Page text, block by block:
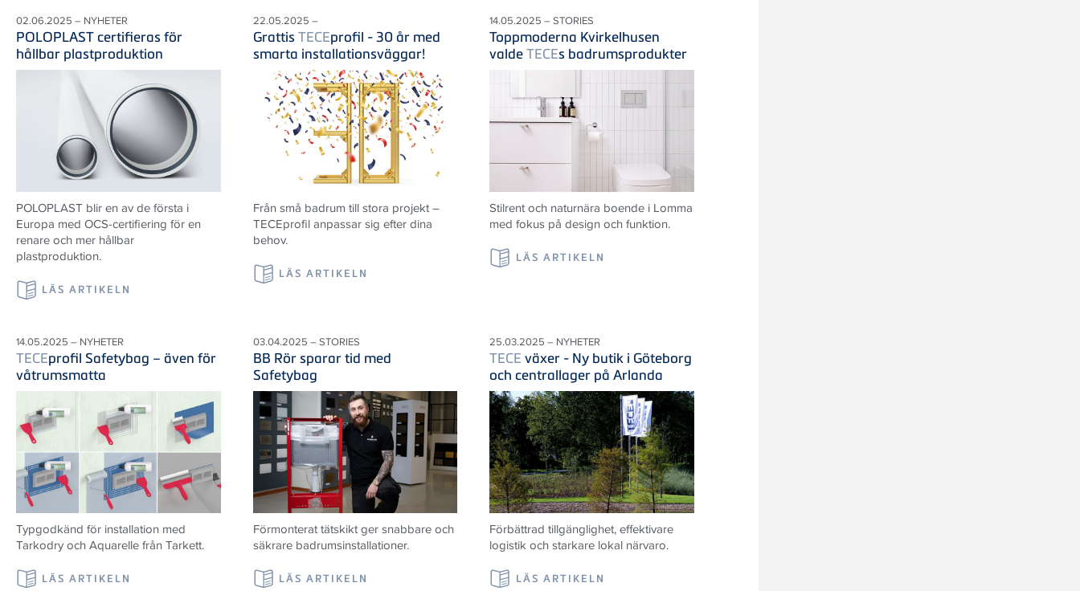
02.06.2025 – NYHETER
POLOPLAST certifieras för
hållbar plastproduktion
POLOPLAST blir en av de första i
Europa med OCS-certifiering för en
renare och mer hållbar
plastproduktion.
LÄS ARTIKELN
22.05.2025 –
Grattis TECEprofil - 30 år med
smarta installationsväggar!
Från små badrum till stora projekt –
TECEprofil anpassar sig efter dina
behov.
LÄS ARTIKELN
14.05.2025 – STORIES
Toppmoderna Kvirkelhusen
valdeTECEs badrumsprodukter
Stilrent och naturnära boende i Lomma
med fokus på design och funktion.
LÄS ARTIKELN
14.05.2025 – NYHETER
TECEprofil Safetybag – även för
våtrumsmatta
Typgodkänd för installation med
Tarkodry och Aquarelle från Tarkett.
LÄS ARTIKELN
03.04.2025 – STORIES
BB Rör sparar tid med
Safetybag
Förmonterat tätskikt ger snabbare och
säkrare badrumsinstallationer.
LÄS ARTIKELN
25.03.2025 – NYHETER
TECE växer - Ny butik i Göteborg
och centrallager på Arlanda
Förbättrad tillgänglighet, effektivare
logistik och starkare lokal närvaro.
LÄS ARTIKELN